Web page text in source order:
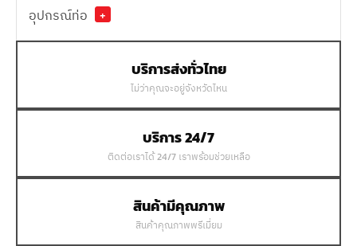
อุปกรณ์ท่อ
+
บริการส่งทั่วไทย
ไม่ว่าคุณจะอยู่จังหวัดไหน
บริการ 24/7
ติดต่อเราได้ 24/7 เราพร้อมช่วยเหลือ
สินค้ามีคุณภาพ
สินค้าคุณภาพพรีเมี่ยม